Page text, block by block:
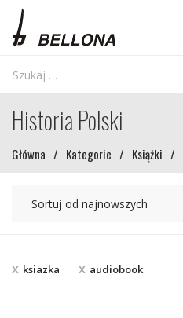
Historia Polski
Główna / Kategorie / Książki /
ksiazka audiobook